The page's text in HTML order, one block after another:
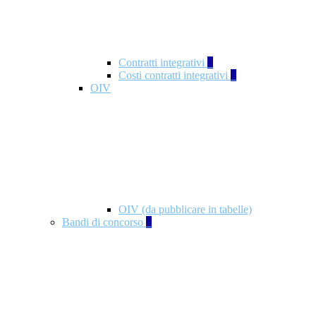
Contratti integrativi 3
Costi contratti integrativi 1
OIV
OIV (da pubblicare in tabelle)
Bandi di concorso 2